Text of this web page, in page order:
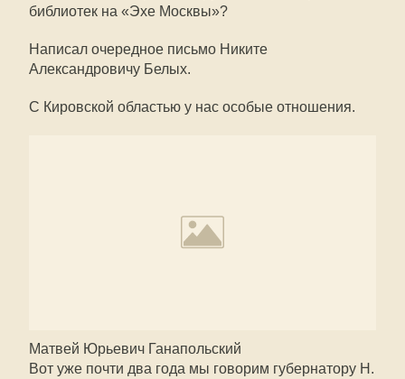
библиотек на «Эхе Москвы»?
Написал очередное письмо Никите
Александровичу Белых.
С Кировской областью у нас особые отношения.
Матвей Юрьевич Ганапольский
Вот уже почти два года мы говорим губернатору Н.